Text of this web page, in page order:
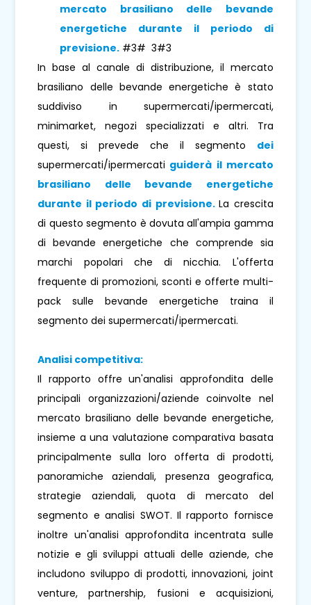
mercato brasiliano delle bevande
energetiche durante il periodo di
previsione. #3# 3#3
In base al canale di distribuzione, il mercato
brasiliano delle bevande energetiche è stato
suddiviso in supermercati/ipermercati,
minimarket, negozi specializzati e altri. Tra
questi, si prevede che il segmento dei
supermercati/ipermercati guiderà il mercato
brasiliano delle bevande energetiche
durante il periodo di previsione.La crescita
di questo segmento è dovuta all'ampia gamma
di bevande energetiche che comprende sia
marchi popolari che di nicchia. L'offerta
frequente di promozioni, sconti e offerte multi-
pack sulle bevande energetiche traina il
segmento dei supermercati/ipermercati.
Analisi competitiva:
Il rapporto offre un'analisi approfondita delle
principali organizzazioni/aziende coinvolte nel
mercato brasiliano delle bevande energetiche,
insieme a una valutazione comparativa basata
principalmente sulla loro offerta di prodotti,
panoramiche aziendali, presenza geografica,
strategie aziendali, quota di mercato del
segmento e analisi SWOT. Il rapporto fornisce
inoltre un'analisi approfondita incentrata sulle
notizie e gli sviluppi attuali delle aziende, che
includono sviluppo di prodotti, innovazioni, joint
venture, partnership, fusioni e acquisizioni,